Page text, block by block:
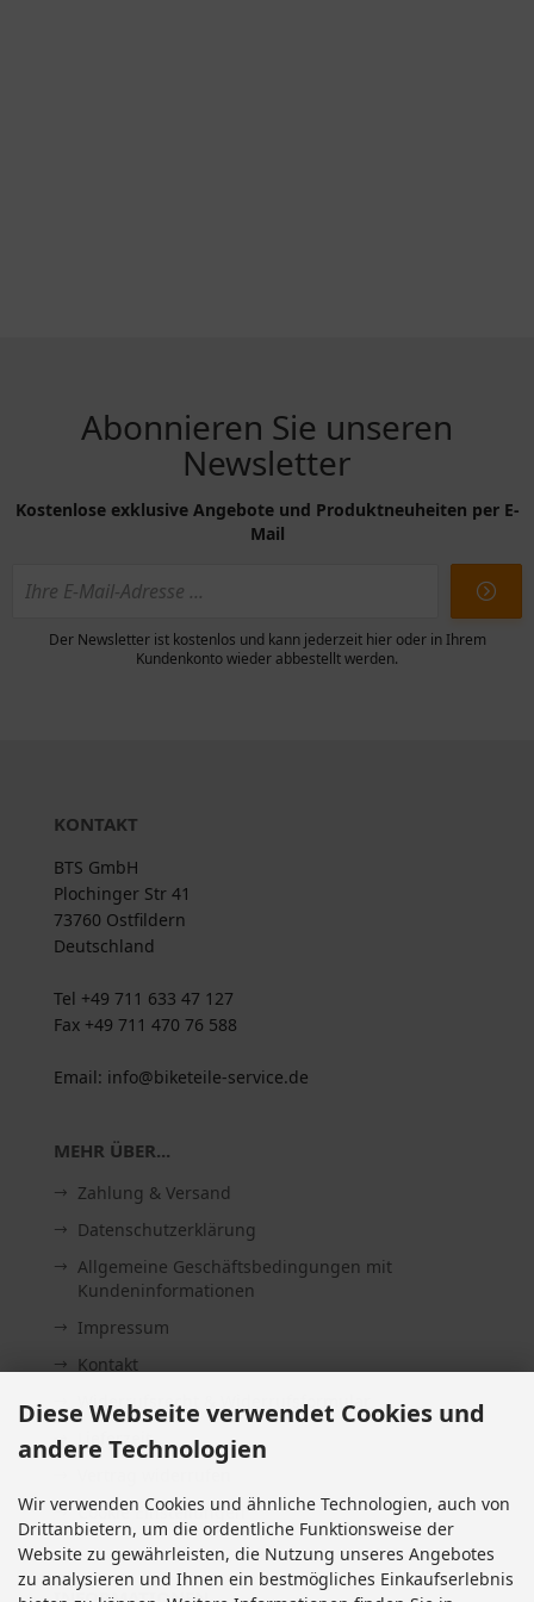
Abonnieren Sie unseren
Newsletter
Kostenlose exklusive Angebote und Produktneuheiten per E-
Mail
Der Newsletter ist kostenlos und kann jederzeit hier oder in Ihrem
Kundenkonto wieder abbestellt werden.
KONTAKT
BTS GmbH
Plochinger Str 41
73760 Ostfildern
Deutschland
Tel +49 711 633 47 127
Fax +49 711 470 76 588
Email: info@biketeile-service.de
MEHR ÜBER...
Zahlung & Versand
Datenschutzerklärung
Allgemeine Geschäftsbedingungen mit
Kundeninformationen
Impressum
Kontakt
Widerrufsrecht & Widerrufsformular
Lieferzeit
Cookie Einstellungen
INFORMATIONEN
Diese Webseite verwendet Cookies und
andere Technologien
Wir verwenden Cookies und ähnliche Technologien, auch von
Drittanbietern, um die ordentliche Funktionsweise der
Website zu gewährleisten, die Nutzung unseres Angebotes
zu analysieren und Ihnen ein bestmögliches Einkaufserlebnis